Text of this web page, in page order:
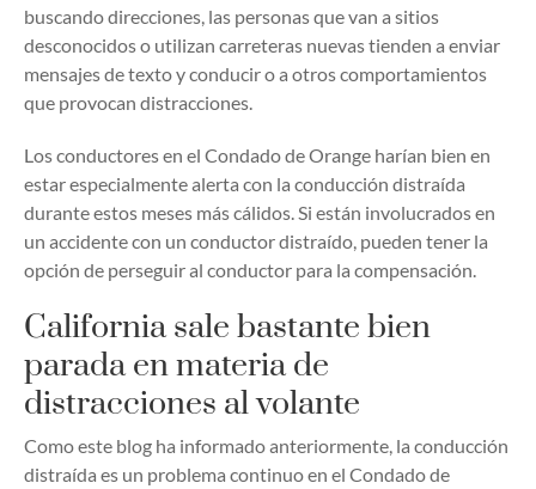
buscando direcciones, las personas que van a sitios
desconocidos o utilizan carreteras nuevas tienden a enviar
mensajes de texto y conducir o a otros comportamientos
que provocan distracciones.
Los conductores en el Condado de Orange harían bien en
estar especialmente alerta con la conducción distraída
durante estos meses más cálidos. Si están involucrados en
un accidente con un conductor distraído, pueden tener la
opción de perseguir al conductor para la compensación.
California sale bastante bien
parada en materia de
distracciones al volante
Como este blog ha informado anteriormente, la conducción
distraída es un problema continuo en el Condado de